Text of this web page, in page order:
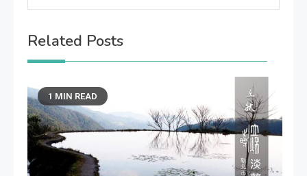
Related Posts
1 MIN READ